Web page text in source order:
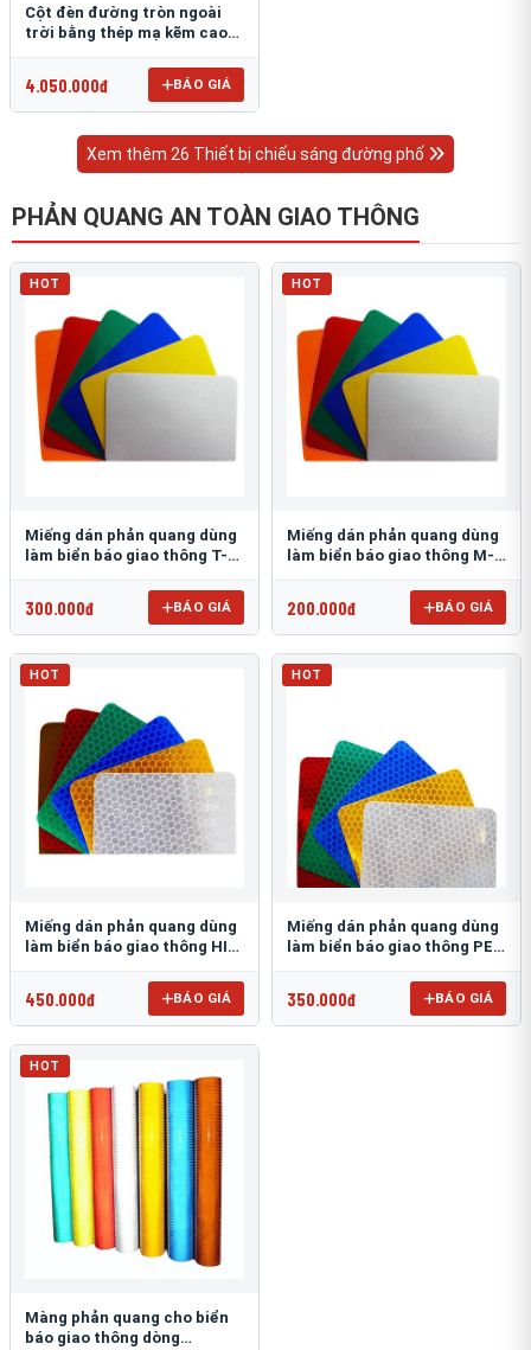
Cột đèn đường tròn ngoài
trời bằng thép mạ kẽm cao
4.050.000đ BÁO GIÁ
Xem thêm 26 Thiết bị chiếu sáng đường phố
PHẢN QUANG AN TOÀN GIAO THÔNG
HOT
Miếng dán phản quang dùng
làm biển báo giao thông T-
300.000đ BÁO GIÁ
HOT
Miếng dán phản quang dùng
làm biển báo giao thông M-
200.000đ BÁO GIÁ
HOT
Miếng dán phản quang dùng
làm biển báo giao thông HIP
450.000đ BÁO GIÁ
HOT
Miếng dán phản quang dùng
làm biển báo giao thông PEG
350.000đ BÁO GIÁ
HOT
Màng phản quang cho biển
báo giao thông dòng